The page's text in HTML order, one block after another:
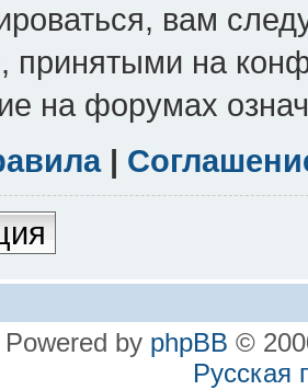
вам
принятыми на
на форумах
|
Powered by phpBB ©
Русская